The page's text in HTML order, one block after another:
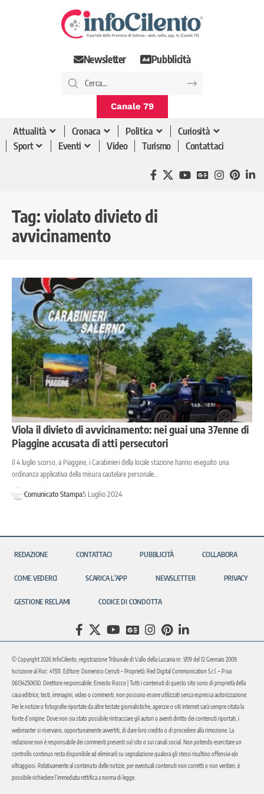
Newsletter Pubblicità
Canale 79
Attualità Cronaca Politica
Curiosità
Sport
Eventi Video Turismo Contattaci
Tag: violato divieto di
avvicinamento
Viola il divieto di avvicinamento: nei guai una 37enne di
Piaggine accusata di atti persecutori
Il 4 luglio scorso, a Piaggine, i Carabinieri della locale stazione hanno eseguito una
ordinanza applicativa della misura cautelare personale…
Comunicato Stampa5 Luglio 2024
REDAZIONE CONTATTACI PUBBLICITÀ COLLABORA
COME VEDERCI SCARICA L’APP NEWSLETTER PRIVACY
GESTIONE RECLAMI CODICE DI CONDOTTA
© Copyright 2026 InfoCilento, registrazione Tribunale di Vallo della Lucania nr. 1/09 del 12 Gennaio 2009.
Iscrizione al Roc: 41551. Editore: Domenico Cerruti – Proprietà: Red Digital Communication S.r.l. – P.iva
06134250650. Direttore responsabile: Ernesto Rocco | Tutti i contenuti di questo sito sono di proprietà della
casa editrice, testi, immagini, video o commenti, non possono essere utilizzati senza espressa autorizzazione.
Per le notizie o fotografie riportate da altre testate giornalistiche, agenzie o siti internet sarà sempre citata la
fonte d’origine. Dove non sia stato possibile rintracciare gli autori o aventi diritto dei contenuti riportati, i
webmaster si riservano, opportunamente avvertiti, di dare loro credito o di procedere alla rimozione. La
redazione non è responsabile dei commenti presenti sul sito o sui canali social. Non potendo esercitare un
controllo continuo resta disponibile ad eliminarli su segnalazione qualora gli stessi risultino offensivi e/o
oltraggiosi. Relativamente al contenuto delle notizie, per eventuali contenuti non corretti o non veritieri, è
possibile richiedere l’immediata rettifica a norma di legge.